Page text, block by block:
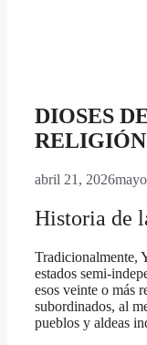
DIOSES
abril 21, 2026
Historia de
Tradicionalmente,
estados semi-
esos veinte o más
subordinados, al
pueblos y aldeas